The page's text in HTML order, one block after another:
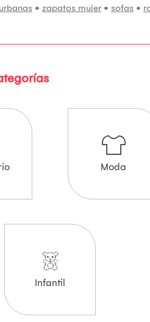
• zapatos mujer • sofas •
Moda
Infantil